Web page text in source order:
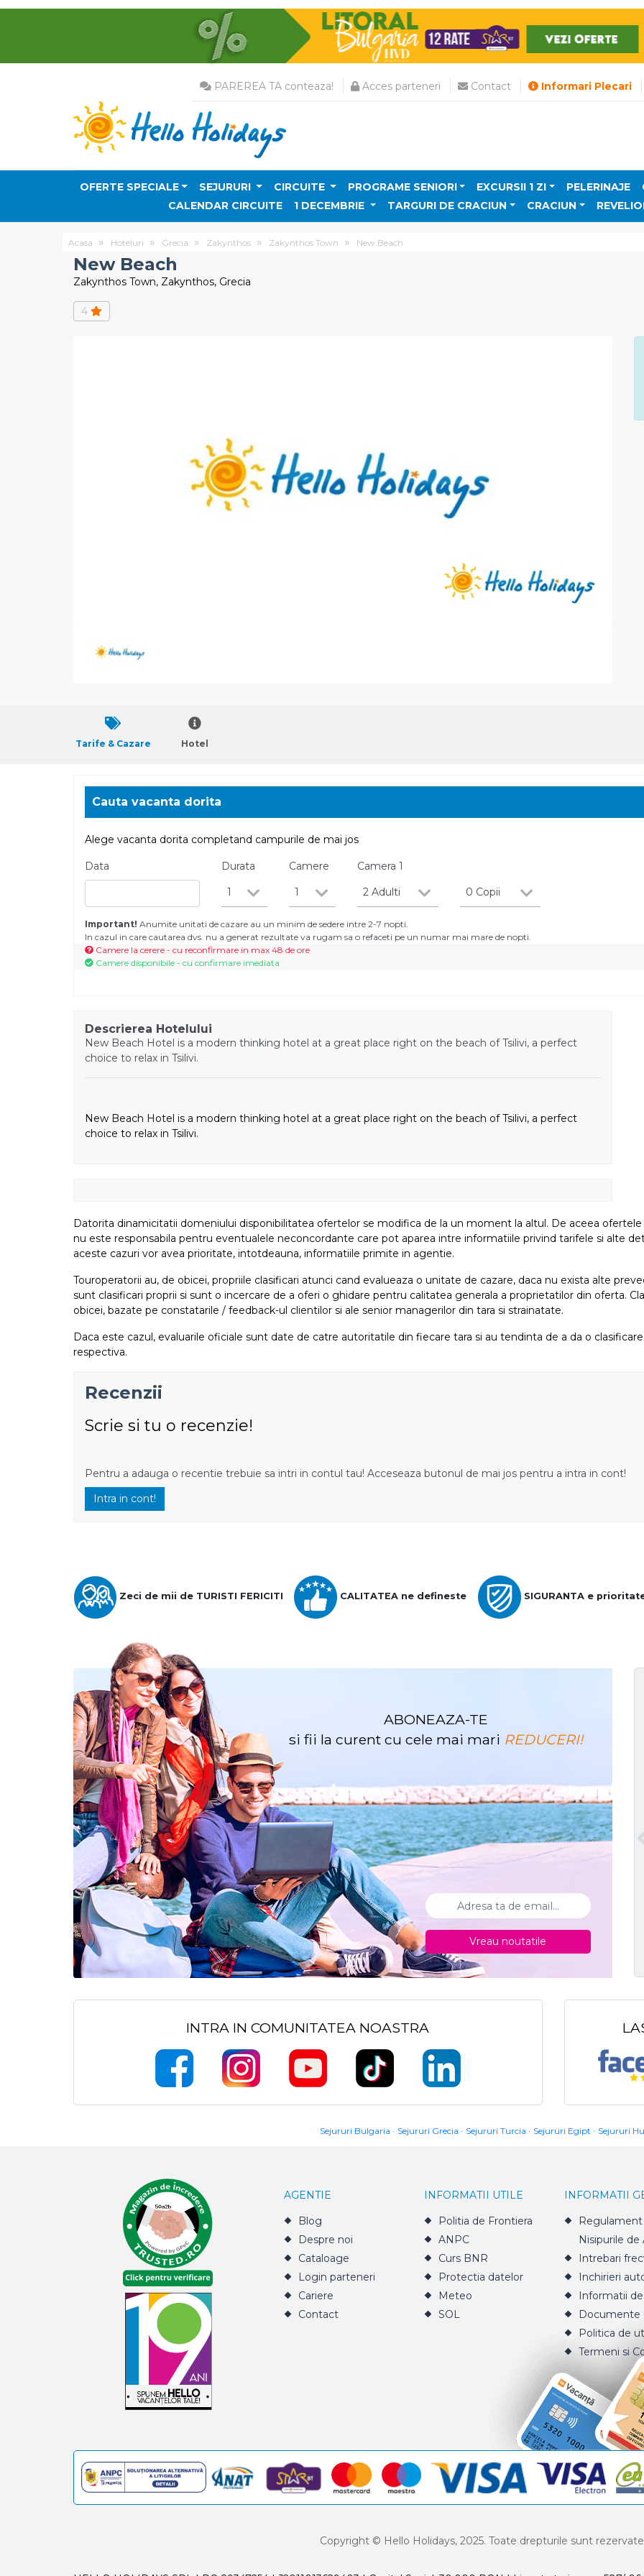
PAREREA TA conteaza! Acces parteneri Contact Informari Plecari
OFERTE SPECIALE SEJURURI CIRCUITE PROGRAME SENIORI EXCURSII 1 ZI PELERINAJE
CALENDAR CIRCUITE
1 DECEMBRIE TARGURI DE CRACIUN CRACIUN
Acasa Hoteluri Grecia Zakynthos Zakynthos Town New Beach
New Beach
Zakynthos Town, Zakynthos, Grecia
4
Tarife & Cazare Hotel
Cauta vacanta dorita
Alege vacanta dorita completand campurile de mai jos
Data
Durata
1
Camere
1
Camera1
2 Adulti
0 Copii
Important! Anumite unitati de cazare au un minim de sedere intre 2-7 nopti.
In cazul in care cautarea dvs. nu a generat rezultate va rugam sa o refaceti pe un numar mai mare de nopti.
Camere la cerere - cu reconfirmare in max 48 de ore
Camere disponibile - cu confirmare imediata
Descrierea Hotelului
New Beach Hotel is a modern thinking hotel at a great place right on the beach of Tsilivi, a perfect
choice to relax in Tsilivi.
New Beach Hotel is a modern thinking hotel at a great place right on the beach of Tsilivi, a perfect
choice to relax in Tsilivi.
Datorita dinamicitatii domeniului disponibilitatea ofertelor se modifica de la un moment la altul. De aceea
nu este responsabila pentru eventualele neconcordante care pot aparea intre informatiile privind tarifele si alte
aceste cazuri vor avea prioritate, intotdeauna, informatiile primite in agentie.
Touroperatorii au, de obicei, propriile clasificari atunci cand evalueaza o unitate de cazare, daca nu exista alte
sunt clasificari proprii si sunt o incercare de a oferi o ghidare pentru calitatea generala a proprietatilor din oferta.
obicei, bazate pe constatarile / feedback-ul clientilor si ale senior managerilor din tara si strainatate.
Daca este cazul, evaluarile oficiale sunt date de catre autoritatile din fiecare tara si au tendinta de a da o
respectiva.
Recenzii
Scrie si tu o recenzie!
Pentru a adauga o recentie trebuie sa intri in contul tau! Acceseaza butonul de mai jos pentru a intra in cont!
Intra in cont!
Zeci de mii de TURISTI FERICITI CALITATEA ne defineste SIGURANTA e
ABONEAZA-TE
si fii la curent cu cele mai mari REDUCERI!
Vreau noutatile
INTRA IN COMUNITATEA NOASTRA
Sejururi Bulgaria Sejururi Grecia Sejururi Turcia Sejururi Egipt Sejururi
AGENTIE
Blog
Despre noi
Cataloage
Login parteneri
Cariere
Contact
INFORMATII UTILE
Politia de Frontiera
ANPC
Curs BNR
Protectia datelor
Meteo
SOL
INFORMATII
Regulament
Nisipurile de
Intrebari
Inchirieri
Informatii
Documente
Politica de
Termeni si
Copyright © Hello Holidays, 2025. Toate drepturile sunt